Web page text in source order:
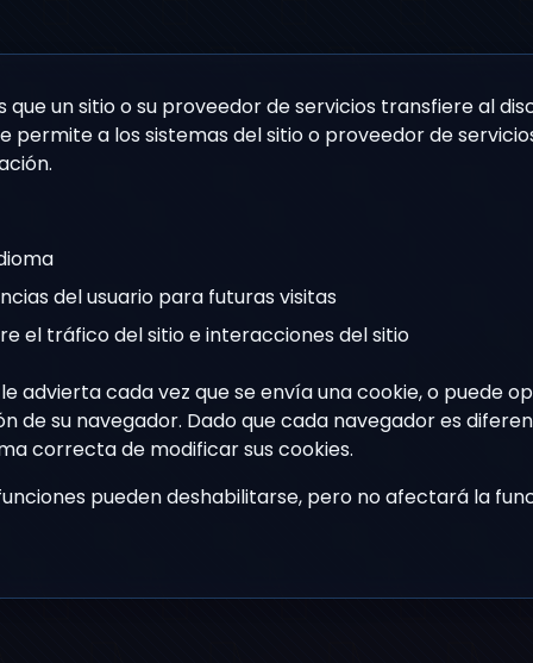
que un sitio o su proveedor de servicios transfiere al
permite a los sistemas del sitio o proveedor de
del usuario para futuras visitas
el tráfico del sitio e interacciones del sitio
advierta cada vez que se envía una cookie, o puede
de su navegador. Dado que cada navegador es
correcta de modificar sus cookies.
pueden deshabilitarse, pero no afectará la